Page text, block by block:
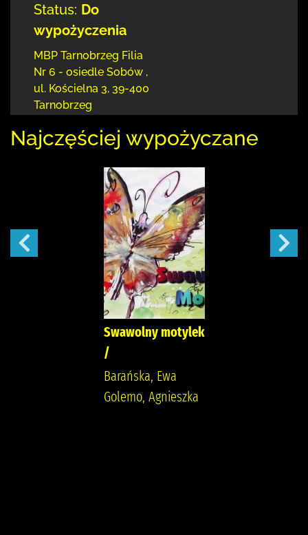
Status: Do
wypożyczenia
MBP Tarnobrzeg Filia
Nr 6 - osiedle Sobów ,
ul. Kościelna 3, 39-400
Tarnobrzeg
Najczęściej wypożyczane
Swawolny motylek
/
Barańska, Ewa
Golemo, Agnieszka